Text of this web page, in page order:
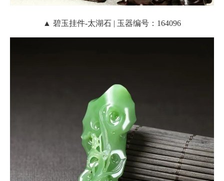
▲ 碧玉挂件-太湖石 | 玉器编号：164096